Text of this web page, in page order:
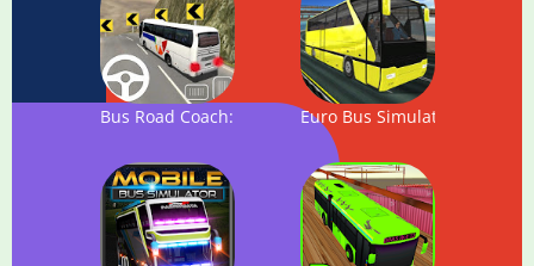
Bus Road Coach: Mountain Simulator
Euro Bus Simulator 2018